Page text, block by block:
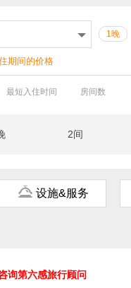
1晚
期间的价格
最短入住时间 房间数
2间
ጆ 设施&服务
询第六感旅行顾问